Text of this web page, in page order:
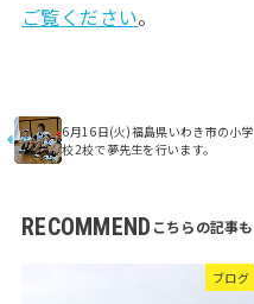
ご覧ください。
6月16日(火)福島県いわき市の小学
校2校で夢先生を行います。
RECOMMEND
ブログ